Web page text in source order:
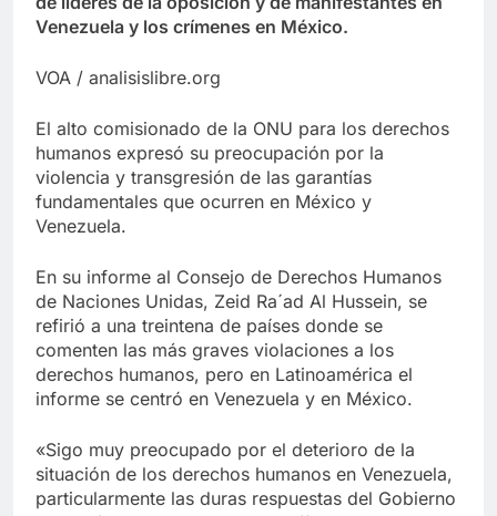
Venezuela y los crímenes en México.
VOA / analisislibre.org
El alto comisionado de la ONU para los derechos
humanos expresó su preocupación por la
violencia y transgresión de las garantías
fundamentales que ocurren en México y
Venezuela.
En su informe al Consejo de Derechos Humanos
de Naciones Unidas, Zeid Ra´ad Al Hussein, se
refirió a una treintena de países donde se
comenten las más graves violaciones a los
derechos humanos, pero en Latinoamérica el
informe se centró en Venezuela y en México.
«Sigo muy preocupado por el deterioro de la
situación de los derechos humanos en Venezuela,
particularmente las duras respuestas del Gobierno